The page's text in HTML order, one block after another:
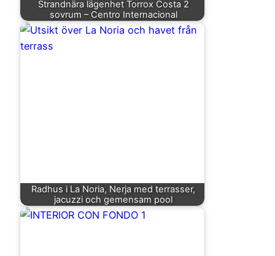
Strandnära lägenhet Torrox Costa 2
sovrum – Centro Internacional
Radhus i La Noria, Nerja med terrasser,
jacuzzi och gemensam pool